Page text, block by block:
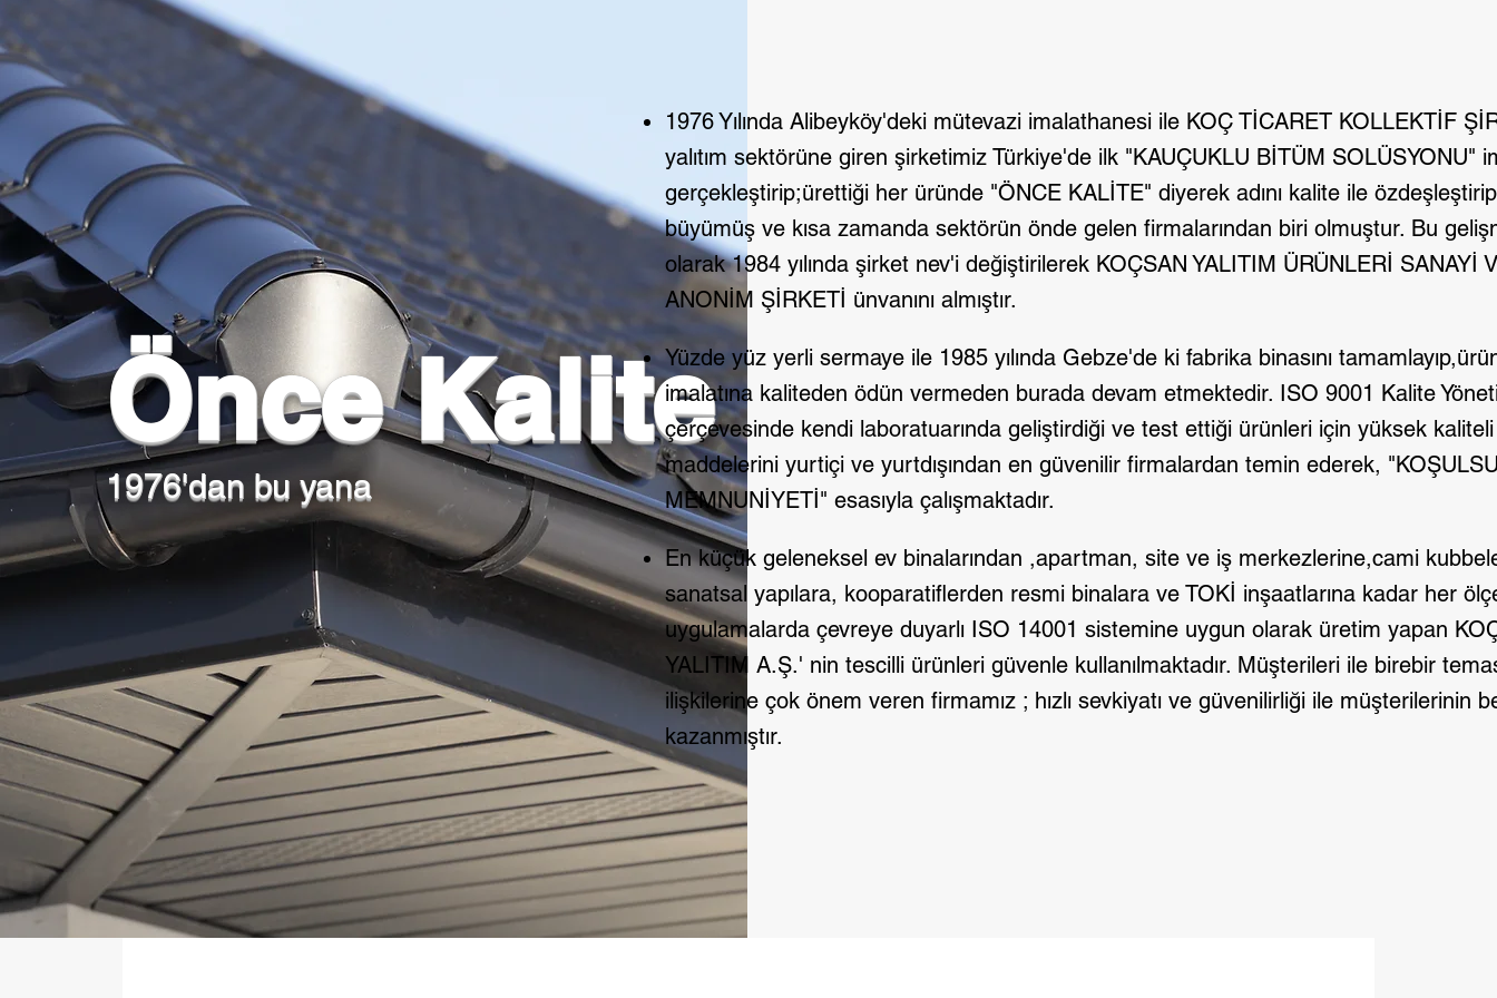
Önce Kalite
1976'dan bu yana
1976 Yılında Alibeyköy'deki mütevazi imalathanesi ile KOÇ TİCARET KOLLEKTİF
yalıtım sektörüne giren şirketimiz Türkiye'de ilk "KAUÇUKLU BİTÜM SOLÜSYONU"
gerçekleştirip;ürettiği her üründe "ÖNCE KALİTE" diyerek adını kalite ile özdeşleştirip
büyümüş ve kısa zamanda sektörün önde gelen firmalarından biri olmuştur. Bu
olarak 1984 yılında şirket nev'i değiştirilerek KOÇSAN YALITIM ÜRÜNLERİ SANAYİ
ANONİM ŞİRKETİ ünvanını almıştır.
Yüzde yüz yerli sermaye ile 1985 yılında Gebze'de ki fabrika binasını
imalatına kaliteden ödün vermeden burada devam etmektedir. ISO 9001 Kalite
çerçevesinde kendi laboratuarında geliştirdiği ve test ettiği ürünleri için yüksek
maddelerini yurtiçi ve yurtdışından en güvenilir firmalardan temin ederek,
MEMNUNİYETİ" esasıyla çalışmaktadır.
En küçük geleneksel ev binalarından ,apartman, site ve iş merkezlerine,cami
sanatsal yapılara, kooparatiflerden resmi binalara ve TOKİ inşaatlarına kadar her
uygulamalarda çevreye duyarlı ISO 14001 sistemine uygun olarak üretim yapan
YALITIM A.Ş.' nin tescilli ürünleri güvenle kullanılmaktadır. Müşterileri ile birebir
ilişkilerine çok önem veren firmamız ; hızlı sevkiyatı ve güvenilirliği ile müşterilerinin
kazanmıştır.